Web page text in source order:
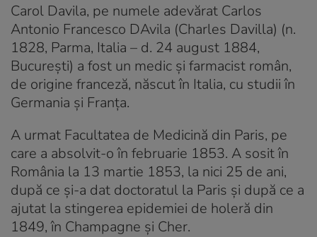
Carol Davila, pe numele adevărat Carlos
Antonio Francesco DAvila (Charles Davilla) (n.
1828, Parma, Italia – d. 24 august 1884,
București) a fost un medic și farmacist român,
de origine franceză, născut în Italia, cu studii în
Germania și Franța.
A urmat Facultatea de Medicină din Paris, pe
care a absolvit-o în februarie 1853. A sosit în
România la 13 martie 1853, la nici 25 de ani,
după ce și-a dat doctoratul la Paris și după ce a
ajutat la stingerea epidemiei de holeră din
1849, în Champagne și Cher.